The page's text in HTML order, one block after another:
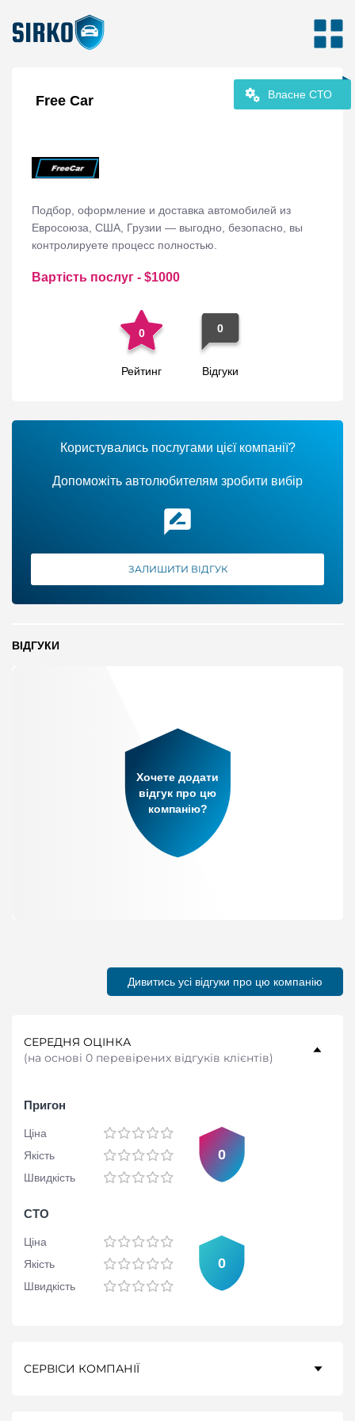
Власне СТО
Free Car
Подбор, оформление и доставка автомобилей из
Евросоюза, США, Грузии — выгодно, безопасно, вы
контролируете процесс полностью.
Вартість послуг - $1000
0
Рейтинг
0
Відгуки
Користувались послугами цієї компанії?
Допоможіть автолюбителям зробити вибір
ЗАЛИШИТИ ВІДГУК
ВІДГУКИ
Хочете додати
відгук про цю
компанію?
Дивитись усі відгуки про цю компанію
СЕРЕДНЯ ОЦІНКА
(на основі 0 перевірених відгуків клієнтів)
Пригон
Ціна
Якість
Швидкість
0
СТО
Ціна
Якість
Швидкість
0
СЕРВІСИ КОМПАНІЇ